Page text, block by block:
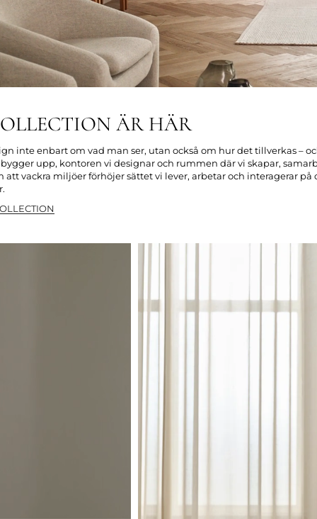
ÄR HÄR
inte enbart om vad man ser, utan också om hur det tillverkas –
upp, kontoren vi designar och rummen där vi skapar,
att vackra miljöer förhöjer sättet vi lever, arbetar och interagerar